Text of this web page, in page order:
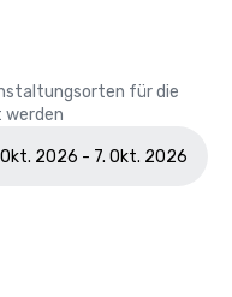
für die
werden
Okt. 2026 - 7. Okt. 2026